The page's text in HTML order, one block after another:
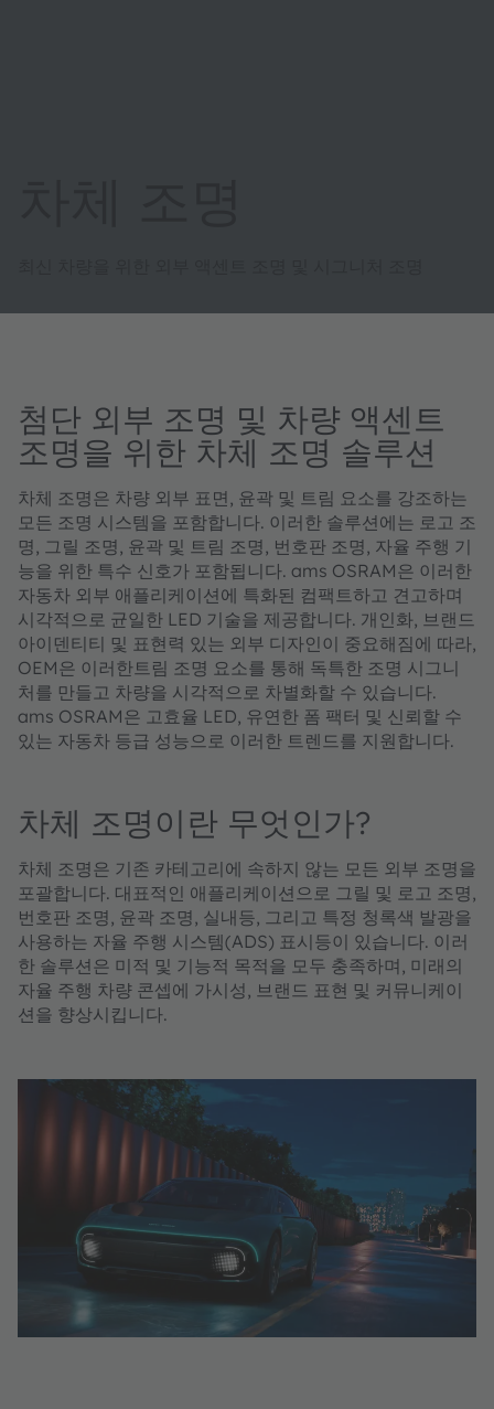
첨단 외부 조명 및 차량 액센트
조명을 위한 차체 조명 솔루션
차체 조명은 차량 외부 표면, 윤곽 및 트림 요소를 강조하는
모든 조명 시스템을 포함합니다. 이러한 솔루션에는 로고 조
명, 그릴 조명, 윤곽 및 트림 조명, 번호판 조명, 자율 주행 기
능을 위한 특수 신호가 포함됩니다. ams OSRAM은 이러한
자동차 외부 애플리케이션에 특화된 컴팩트하고 견고하며
시각적으로 균일한 LED 기술을 제공합니다. 개인화, 브랜드
아이덴티티 및 표현력 있는 외부 디자인이 중요해짐에 따라,
OEM은 이러한트림 조명 요소를 통해 독특한 조명 시그니
처를 만들고 차량을 시각적으로 차별화할 수 있습니다.
ams OSRAM은 고효율 LED, 유연한 폼 팩터 및 신뢰할 수
있는 자동차 등급 성능으로 이러한 트렌드를 지원합니다.
차체 조명이란 무엇인가?
차체 조명은 기존 카테고리에 속하지 않는 모든 외부 조명을
포괄합니다. 대표적인 애플리케이션으로 그릴 및 로고 조명,
번호판 조명, 윤곽 조명, 실내등, 그리고 특정 청록색 발광을
사용하는 자율 주행 시스템(ADS) 표시등이 있습니다. 이러
한 솔루션은 미적 및 기능적 목적을 모두 충족하며, 미래의
자율 주행 차량 콘셉에 가시성, 브랜드 표현 및 커뮤니케이
션을 향상시킵니다.